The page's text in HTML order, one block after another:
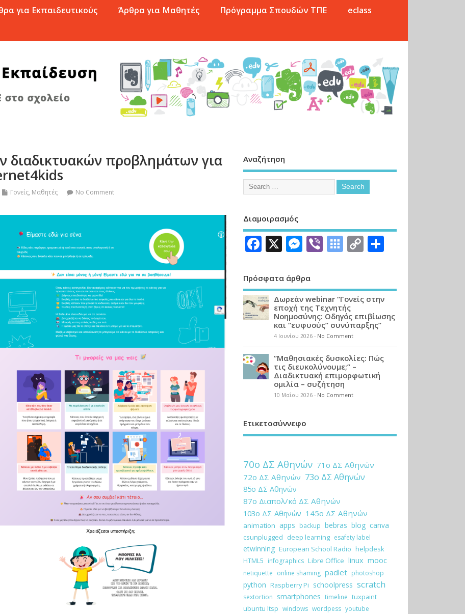
για Εκπαιδευτικούς Άρθρα για Μαθητές Πρόγραμμα Σπουδών ΤΠΕ
eclass
διαδικτυακών προβλημάτων για
Γονείς, Μαθητές No Comment
Αναζήτηση
Διαμοιρασμός
Facebook
X Messenger
ViberSymbaloo
Bookmarks
Copy
Link
Πρόσφατα άρθρα
Δωρεάν webinar “Γονείς στην
εποχή της Τεχνητής
Νοημοσύνης: Οδηγός επιβίωσης
και “ευφυούς” συνύπαρξης”
4 Ιουνίου 2026- No Comment
“Μαθησιακές δυσκολίες: Πώς
τις διευκολύνουμε;” –
Διαδικτυακή επιμορφωτική
ομιλία – συζήτηση
10 Μαΐου 2026- No Comment
Ετικετοσύννεφο
70ο ΔΣ Αθηνών 71ο ΔΣ Αθηνών
72ο ΔΣ Αθηνών 73ο ΔΣ Αθηνών
85ο ΔΣ Αθηνών
87ο Διαπολ/κό ΔΣ Αθηνών
103ο ΔΣ Αθηνών 145ο ΔΣ Αθηνών
animation apps backup bebras blog canva
csunplugged deep learning esafety label
etwinning European School Radio helpdesk
HTML5 infographics Libre Office linux mooc
netiquette online shaming padlet photoshop
python Raspberry Pi schoolpress scratch
sextortion smartphones timeline tuxpaint
ubuntu ltsp windows wordpess youtube